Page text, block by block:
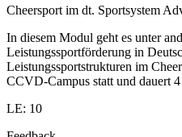
Cheersport im dt. Sportsystem
In diesem Modul geht es unter
Leistungssportförderung in
Leistungssportstrukturen im
CCVD-Campus statt und dauert
LE: 10